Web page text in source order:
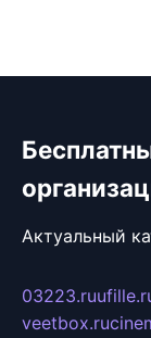
Актуальный
03223.ru
veetbox.ru